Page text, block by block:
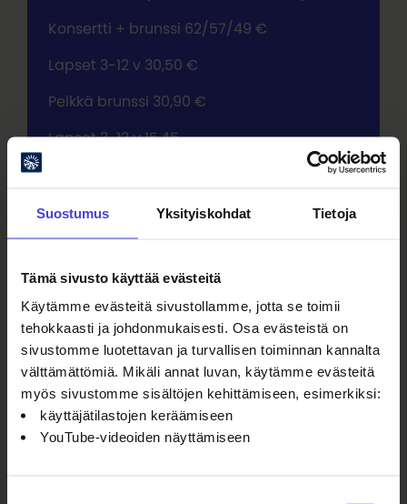
Suostumus Yksityiskohdat Tietoja
Tämä sivusto käyttää evästeitä
Käytämme evästeitä sivustollamme, jotta se toimii
tehokkaasti ja johdonmukaisesti. Osa evästeistä on
sivustomme luotettavan ja turvallisen toiminnan kannalta
välttämättömiä. Mikäli annat luvan, käytämme evästeitä
myös sivustomme sisältöjen kehittämiseen, esimerkiksi:
käyttäjätilastojen keräämiseen
YouTube-videoiden näyttämiseen
Konsertti + brunssi 62/57/49 €
Lapset 3-12 v 30,50 €
Pelkkä brunssi 30,90 €
Lapset 3-12 v 15,45
preludi@uniresta.fi
L = laktoositon, M = maidoton, VL =
vähälaktoosinen, G = gluteeniton